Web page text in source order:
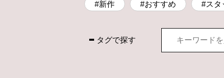
#新作 #おすすめ #スタ
タグで探す